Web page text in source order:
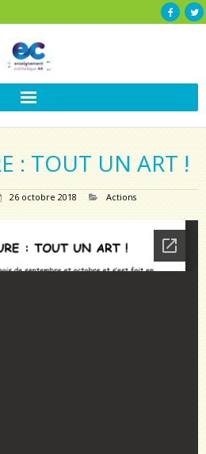
: TOUT UN ART !
26 octobre 2018 Actions